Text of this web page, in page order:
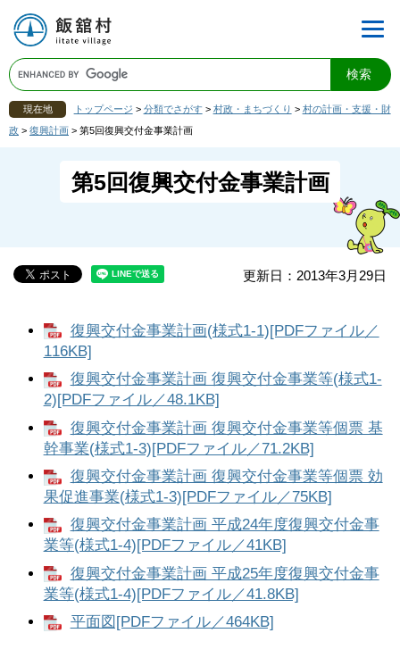
現在地 トップページ > 分類でさがす > 村政・まちづくり > 村の計画・支援・財
政 > 復興計画 > 第5回復興交付金事業計画
第5回復興交付金事業計画
更新日：2013年3月29日
復興交付金事業計画(様式1-1)[PDFファイル／
116KB]
復興交付金事業計画 復興交付金事業等(様式1-
2)[PDFファイル／48.1KB]
復興交付金事業計画 復興交付金事業等個票 基
幹事業(様式1-3)[PDFファイル／71.2KB]
復興交付金事業計画 復興交付金事業等個票 効
果促進事業(様式1-3)[PDFファイル／75KB]
復興交付金事業計画 平成24年度復興交付金事
業等(様式1-4)[PDFファイル／41KB]
復興交付金事業計画 平成25年度復興交付金事
業等(様式1-4)[PDFファイル／41.8KB]
平面図[PDFファイル／464KB]